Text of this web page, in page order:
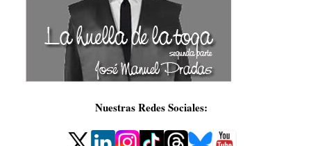
Nuestras Redes Sociales: